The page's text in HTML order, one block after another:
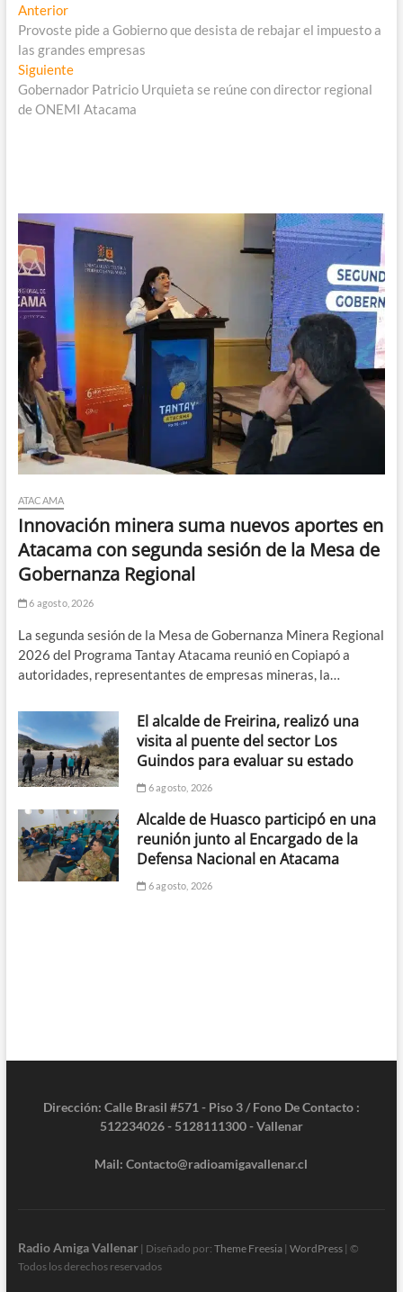
Navegación
de
entradas
AnteriorEntrada
anterior:
Provoste pide a Gobierno que desista de rebajar el impuesto a
las grandes empresas
SiguienteEntrada
siguiente:
Gobernador Patricio Urquieta se reúne con director regional
de ONEMI Atacama
ATACAMA
Innovación minera suma nuevos aportes en
Atacama con segunda sesión de la Mesa de
Gobernanza Regional
6 agosto, 2026
La segunda sesión de la Mesa de Gobernanza Minera Regional
2026 del Programa Tantay Atacama reunió en Copiapó a
autoridades, representantes de empresas mineras, la…
El alcalde de Freirina, realizó una
visita al puente del sector Los
Guindos para evaluar su estado
6 agosto, 2026
Alcalde de Huasco participó en una
reunión junto al Encargado de la
Defensa Nacional en Atacama
6 agosto, 2026
Dirección: Calle Brasil #571 - Piso 3 / Fono De Contacto :
512234026 - 5128111300 - Vallenar
Mail: Contacto@radioamigavallenar.cl
Radio Amiga Vallenar| Diseñado por: Theme Freesia| WordPress| ©
Todos los derechos reservados